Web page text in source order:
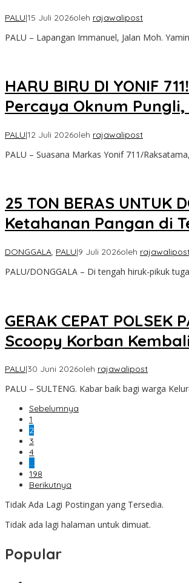
PALU|15 Juli 2026oleh rajawalipost
PALU – Lapangan Immanuel, Jalan Moh.
HARU BIRU DI YONIF
Percaya Oknum Pungli,
PALU|12 Juli 2026oleh rajawalipost
PALU – Suasana Markas Yonif 711/
25 TON BERAS
Ketahanan Pangan di
DONGGALA, PALU|9 Juli 2026oleh
PALU/DONGGALA – Di tengah hiruk-pikuk
GERAK CEPAT
Scoopy Korban
PALU|30 Juni 2026oleh rajawalipost
PALU – SULTENG. Kabar baik bagi warga
Sebelumnya
1
2
3
4
…
198
Berikutnya
Tidak Ada Lagi Postingan yang Tersedia.
Tidak ada lagi halaman untuk dimuat.
Popular